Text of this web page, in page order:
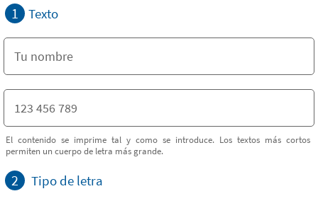
1 Texto
El contenido se imprime tal y como se introduce. Los textos más cortos
permiten un cuerpo de letra más grande.
2 Tipo de letra